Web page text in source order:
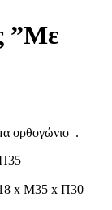
”Με
ορθογώνιο .
x Μ50 x Π35
x Μ35 x Π30